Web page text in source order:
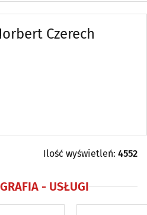
(3)
Czerech
Ilość wyświetleń: 4552
- USŁUGI